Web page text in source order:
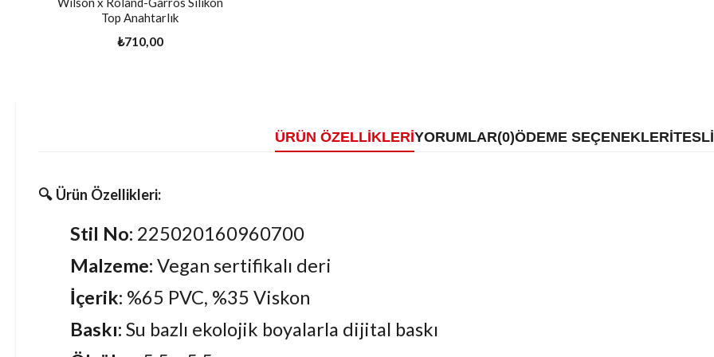
Top Anahtarlık
₺710,00
ÜRÜN ÖZELLIKLERIYORUMLAR(0)ÖDEME SEÇENEKLERI
🔍 Ürün Özellikleri:
Stil No: 225020160960700
Malzeme: Vegan sertifikalı deri
İçerik: %65 PVC, %35 Viskon
Baskı: Su bazlı ekolojik boyalarla dijital baskı